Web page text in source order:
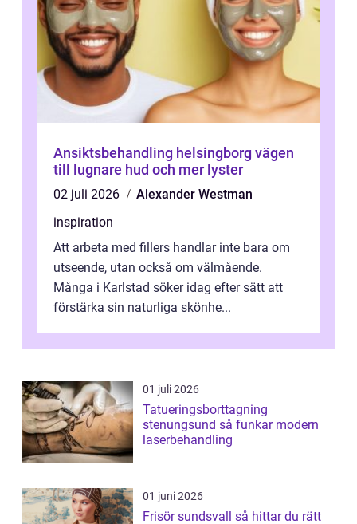
Ansiktsbehandling helsingborg vägen
till lugnare hud och mer lyster
02 juli 2026
Alexander Westman
inspiration
Att arbeta med fillers handlar inte bara om
utseende, utan också om välmående.
Många i Karlstad söker idag efter sätt att
förstärka sin naturliga skönhe...
01 juli 2026
Tatueringsborttagning
stenungsund så funkar modern
laserbehandling
01 juni 2026
Frisör sundsvall så hittar du rätt